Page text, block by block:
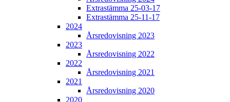
Extrastämma 25-03-17
Extrastämma 25-11-17
2024
Årsredovisning 2023
2023
Årsredovisning 2022
2022
Årsredovisning 2021
2021
Årsredovisning 2020
2020